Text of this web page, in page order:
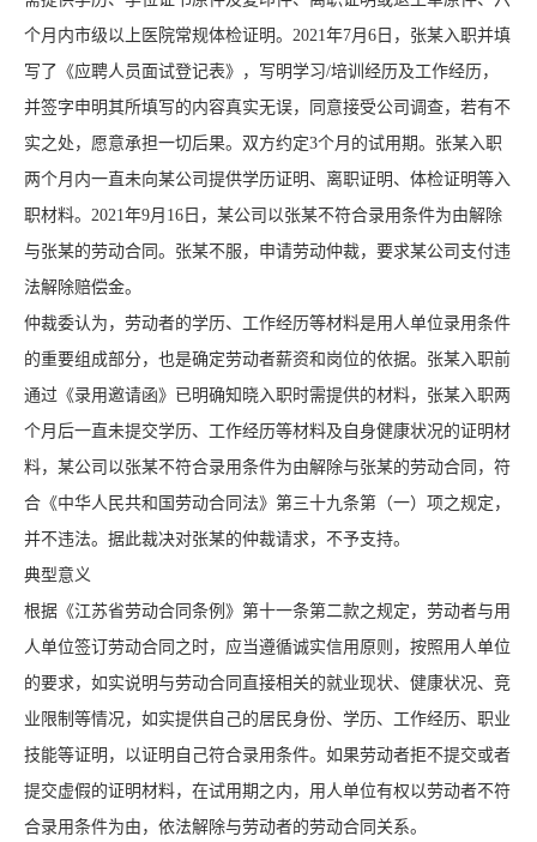
个月内市级以上医院常规体检证明。2021年7月6日，张某入职并填
写了《应聘人员面试登记表》，写明学习/培训经历及工作经历，
并签字申明其所填写的内容真实无误，同意接受公司调查，若有不
实之处，愿意承担一切后果。双方约定3个月的试用期。张某入职
两个月内一直未向某公司提供学历证明、离职证明、体检证明等入
职材料。2021年9月16日，某公司以张某不符合录用条件为由解除
与张某的劳动合同。张某不服，申请劳动仲裁，要求某公司支付违
法解除赔偿金。
仲裁委认为，劳动者的学历、工作经历等材料是用人单位录用条件
的重要组成部分，也是确定劳动者薪资和岗位的依据。张某入职前
通过《录用邀请函》已明确知晓入职时需提供的材料，张某入职两
个月后一直未提交学历、工作经历等材料及自身健康状况的证明材
料，某公司以张某不符合录用条件为由解除与张某的劳动合同，符
合《中华人民共和国劳动合同法》第三十九条第（一）项之规定，
并不违法。据此裁决对张某的仲裁请求，不予支持。
典型意义
根据《江苏省劳动合同条例》第十一条第二款之规定，劳动者与用
人单位签订劳动合同之时，应当遵循诚实信用原则，按照用人单位
的要求，如实说明与劳动合同直接相关的就业现状、健康状况、竞
业限制等情况，如实提供自己的居民身份、学历、工作经历、职业
技能等证明，以证明自己符合录用条件。如果劳动者拒不提交或者
提交虚假的证明材料，在试用期之内，用人单位有权以劳动者不符
合录用条件为由，依法解除与劳动者的劳动合同关系。